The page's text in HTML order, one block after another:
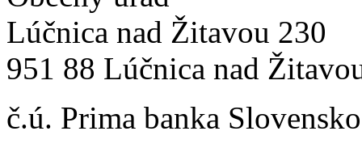
Lúčnica nad Žitavou 230
951 88 Lúčnica nad
č.ú. Prima banka